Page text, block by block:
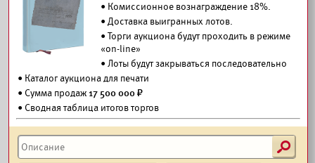
• Комиссионное вознаграждение 18%.
• Доставка выигранных лотов.
• Торги аукциона будут проходить в режиме
«on-line»
• Лоты будут закрываться последовательно
• Каталог аукциона для печати
• Сумма продаж17 500 000 ₽
• Сводная таблица итогов торгов
s